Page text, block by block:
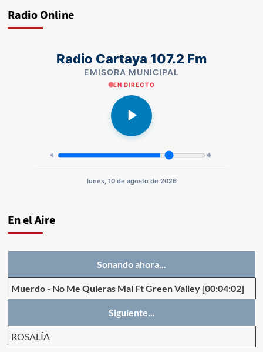
Radio Online
Radio Cartaya 107.2 Fm
EMISORA MUNICIPAL
EN DIRECTO
lunes, 10 de agosto de 2026
En el Aire
Sonando ahora...
Muerdo- No Me Quieras Mal Ft Green Valley [00:04:02]
Siguiente...
ROSALÍA